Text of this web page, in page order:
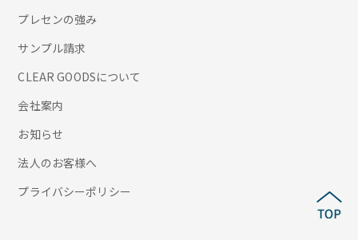
プレセンの強み
サンプル請求
CLEAR GOODSについて
会社案内
お知らせ
法人のお客様へ
プライバシーポリシー